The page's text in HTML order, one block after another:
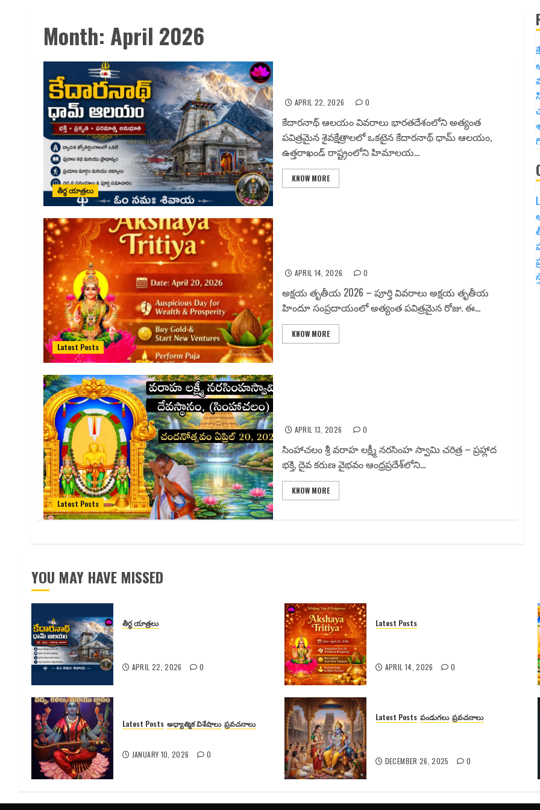
Month: April 2026
తీర్ధ యాత్రలు
APRIL 22, 2026 0
కేదారనాథ్ ఆలయం వివరాలు భారతదేశంలోని అత్యంత
పవిత్రమైన శైవక్షేత్రాలలో ఒకటైన కేదారనాథ్ ధామ్ ఆలయం,
ఉత్తరాఖండ్ రాష్ట్రంలోని హిమాలయ...
KNOW MORE
Latest Posts
APRIL 14, 2026 0
అక్షయ తృతీయ 2026 – పూర్తి వివరాలు అక్షయ తృతీయ
హిందూ సంప్రదాయంలో అత్యంత పవిత్రమైన రోజు. ఈ...
KNOW MORE
Latest Posts
APRIL 13, 2026 0
సింహాచలం శ్రీ వరాహ లక్ష్మీ నరసింహ స్వామి చరిత్ర – ప్రహ్లాద
భక్తి, దైవ కరుణ వైభవం ఆంధ్రప్రదేశ్‌లోని...
KNOW MORE
YOU MAY HAVE MISSED
తీర్ధ యాత్రలు
APRIL 22, 2026 0
Latest Posts
APRIL 14, 2026 0
Latest Posts అధ్యాత్మిక విశేషాలు ప్రవచనాలు
JANUARY 10, 2026 0
Latest Posts పండుగలు ప్రవచనాలు
DECEMBER 26, 2025 0